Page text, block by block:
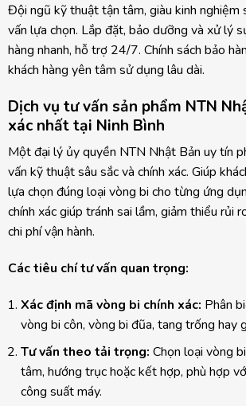
Đội ngũ kỹ thuật tận tâm, giàu kinh nghiệm
vấn lựa chọn. Lắp đặt, bảo dưỡng và xử lý
hàng nhanh, hỗ trợ 24/7. Chính sách bảo
khách hàng yên tâm sử dụng lâu dài.
Dịch vụ tư vấn sản phẩm NTN
xác nhất tại Ninh Bình
Một đại lý ủy quyền NTN Nhật Bản uy tín
vấn kỹ thuật sâu sắc và chính xác. Giúp
lựa chọn đúng loại vòng bi cho từng ứng
chính xác giúp tránh sai lầm, giảm thiểu rủi
chi phí vận hành.
Các tiêu chí tư vấn quan trọng:
Xác định mã vòng bi chính xác: Phân
vòng bi côn, vòng bi đũa, tang trống hay
Tư vấn theo tải trọng: Chọn loại vòng
tâm, hướng trục hoặc kết hợp, phù hợp
công suất máy.